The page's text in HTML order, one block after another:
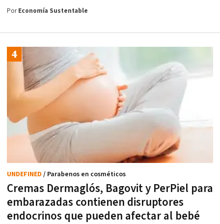
PorEconomía Sustentable
Cremas Dermaglós, Bagovit y PerPiel para
embarazadas contienen disruptores
endocrinos que pueden afectar al bebé
UNDEFINED / Parabenos en cosméticos